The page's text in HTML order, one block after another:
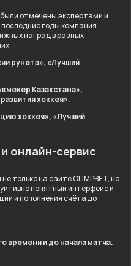
отмечены экспертами и
годы компания
наград в разных
рунета», «Лучший
Казахстана»,
хоккея».
хоккея», «Лучший
онлайн-сервис
только на сайте OLIMPBET, но
понятный интерфейс и
и пополнения счёта до
времени и до начала матча.